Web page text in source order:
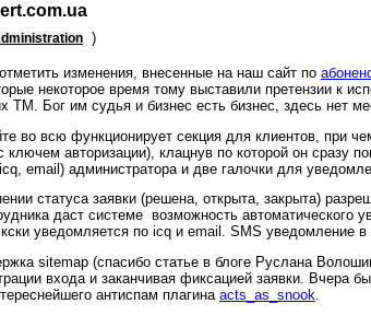
)
изменения, внесенные на наш сайт по
некоторое время тому выставили претензии к
ТМ. Бог им судья и бизнес есть бизнес, здесь нет
во всю функционирует секция для клиентов, при
авторизации), клацнув по которой он сразу
email) администратора и две галочки для
статуса заявки (решена, открыта, закрыта)
даст системе возможность автоматического
уведомляется по icq и email. SMS уведомление
sitemap (спасибо статье в блоге Руслана
входа и заканчивая фиксацией заявки. Вчера
антиспам плагинаacts_as_snook.